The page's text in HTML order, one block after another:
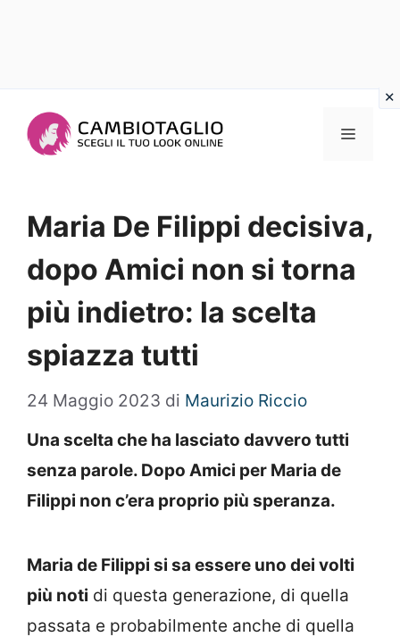
Menu
Maria De Filippi decisiva,
dopo Amici non si torna
più indietro: la scelta
spiazza tutti
24 Maggio 2023 di Maurizio Riccio
Una scelta che ha lasciato davvero tutti
senza parole. Dopo Amici per Maria de
Filippi non c’era proprio più speranza.
Maria de Filippi si sa essere uno dei volti
più noti di questa generazione, di quella
passata e probabilmente anche di quella